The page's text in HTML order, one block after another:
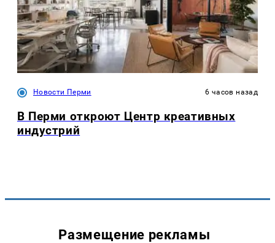
Новости Перми 6 часов назад
В Перми откроют Центр креативных
индустрий
Размещение рекламы